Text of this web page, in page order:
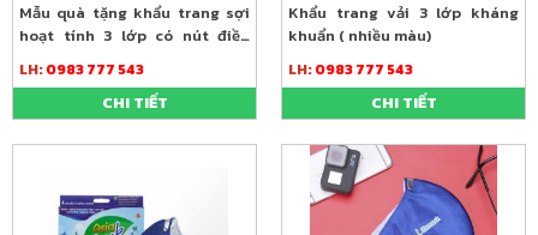
Mẫu quà tặng khẩu trang sợi
hoạt tính 3 lớp có nút điều
LH:0983 777 543
CHI TIẾT
Khẩu trang vải 3 lớp kháng
khuẩn ( nhiều màu)
LH:0983 777 543
CHI TIẾT